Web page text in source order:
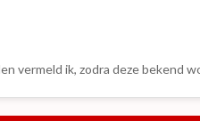
vermeld ik, zodra deze bekend